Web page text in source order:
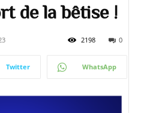
de la bêtise !
0
2198
Twitter WhatsApp